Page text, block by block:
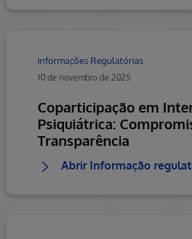
Informações Regulatórias
10 de novembro de 2025
Coparticipação em
Psiquiátrica:
Transparência
Abrir Informação